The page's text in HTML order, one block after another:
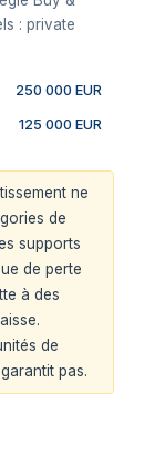
: private
250 000 EUR
125 000 EUR
ne
de
supports
de perte
à des
de
pas.